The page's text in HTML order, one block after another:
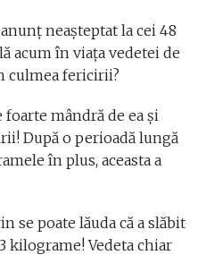
neașteptat la cei 48
acum în viața vedetei de
culmea fericirii?
mândră de ea și
După o perioadă lungă
în plus, aceasta a
se poate lăuda că a slăbit
kilograme! Vedeta chiar